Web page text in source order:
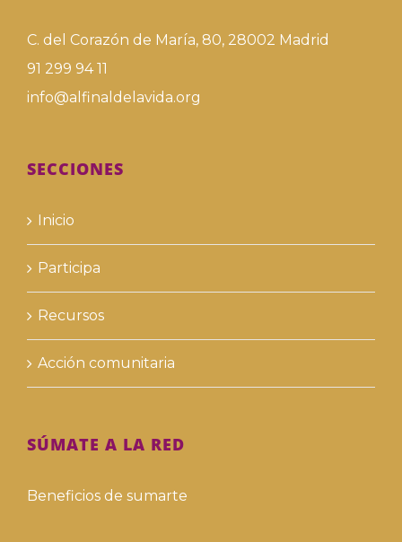
C. del Corazón de María, 80, 28002 Madrid
91 299 94 11
info@alfinaldelavida.org
SECCIONES
Inicio
Participa
Recursos
Acción comunitaria
SÚMATE A LA RED
Beneficios de sumarte